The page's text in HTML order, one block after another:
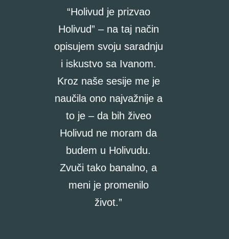
“Holivud je prizvao
Holivud” – na taj način
opisujem svoju saradnju
i iskustvo sa Ivanom.
Kroz naše sesije me je
naučila ono najvažnije a
to je – da bih živeo
Holivud ne moram da
budem u Holivudu.
Zvuči tako banalno, a
meni je promenilo
život.”